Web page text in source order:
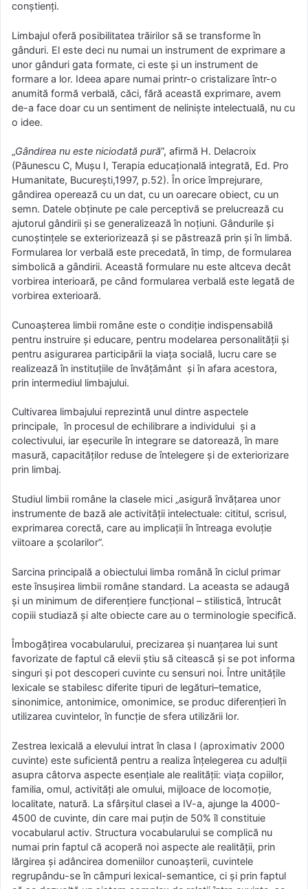
conștienți.
Limbajul oferă posibilitatea trăirilor să se transforme în
gânduri. El este deci nu numai un instrument de exprimare a
unor gânduri gata formate, ci este şi un instrument de
formare a lor. Ideea apare numai printr-o cristalizare într-o
anumită formă verbală, căci, fără această exprimare, avem
de-a face doar cu un sentiment de nelinişte intelectuală, nu cu
o idee.
„Gândirea nu este niciodată pură”, afirmă H. Delacroix
(Păunescu C, Muşu I, Terapia educațională integrată, Ed. Pro
Humanitate, București,1997, p.52). În orice împrejurare,
gândirea operează cu un dat, cu un oarecare obiect, cu un
semn. Datele obţinute pe cale perceptivă se prelucrează cu
ajutorul gândirii şi se generalizează în noţiuni. Gândurile şi
cunoştinţele se exteriorizează şi se păstrează prin şi în limbă.
Formularea lor verbală este precedată, în timp, de formularea
simbolică a gândirii. Această formulare nu este altceva decât
vorbirea interioară, pe când formularea verbală este legată de
vorbirea exterioară.
Cunoaşterea limbii române este o condiţie indispensabilă
pentru instruire şi educare, pentru modelarea personalităţii şi
pentru asigurarea participării la viaţa socială, lucru care se
realizează în instituţiile de învăţământ şi în afara acestora,
prin intermediul limbajului.
Cultivarea limbajului reprezintă unul dintre aspectele
principale, în procesul de echilibrare a individului şi a
colectivului, iar eşecurile în integrare se datorează, în mare
masură, capacităţilor reduse de întelegere şi de exteriorizare
prin limbaj.
Studiul limbii române la clasele mici „asigură învăţarea unor
instrumente de bază ale activităţii intelectuale: cititul, scrisul,
exprimarea corectă, care au implicaţii în întreaga evoluţie
viitoare a şcolarilor”.
Sarcina principală a obiectului limba română în ciclul primar
este însuşirea limbii române standard. La aceasta se adaugă
şi un minimum de diferenţiere funcţional – stilistică, întrucât
copiii studiază şi alte obiecte care au o terminologie specifică.
Îmbogăţirea vocabularului, precizarea şi nuanţarea lui sunt
favorizate de faptul că elevii ştiu să citească şi se pot informa
singuri şi pot descoperi cuvinte cu sensuri noi. Între unităţile
lexicale se stabilesc diferite tipuri de legături–tematice,
sinonimice, antonimice, omonimice, se produc diferenţieri în
utilizarea cuvintelor, în funcţie de sfera utilizării lor.
Zestrea lexicală a elevului intrat în clasa I (aproximativ 2000
cuvinte) este suficientă pentru a realiza înțelegerea cu adulții
asupra câtorva aspecte esențiale ale realității: viața copiilor,
familia, omul, activități ale omului, mijloace de locomoție,
localitate, natură. La sfârșitul clasei a IV-a, ajunge la 4000-
4500 de cuvinte, din care mai puțin de 50% îl constituie
vocabularul activ. Structura vocabularului se complică nu
numai prin faptul că acoperă noi aspecte ale realității, prin
lărgirea și adâncirea domeniilor cunoașterii, cuvintele
regrupându-se în câmpuri lexical-semantice, ci și prin faptul